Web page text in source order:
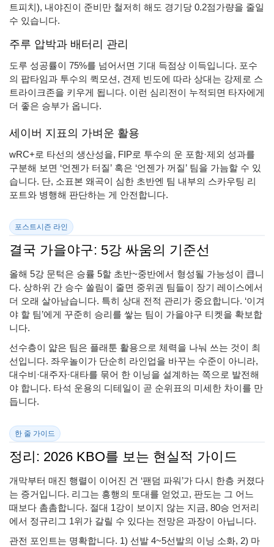
트피치), 내야진이 준비만 철저히 해도 경기당 0.2점가량을 줄일
수 있습니다.
주루 압박과 배터리 관리
도루 성공률이 75%를 넘어서면 기대 득점상 이득입니다. 포수
의 팝타임과 투수의 퀵모션, 견제 빈도에 따라 상대는 강제로 스
트라이크존을 키우게 됩니다. 이런 심리전이 누적되면 타자에게
더 좋은 승부가 옵니다.
세이버 지표의 가벼운 활용
wRC+로 타선의 생산성을, FIP로 투수의 운 포함·제외 성과를
구분해 보면 ‘언젠가 터질’ 혹은 ‘언젠가 꺼질’ 팀을 가늠할 수 있
습니다. 단, 소표본 왜곡이 심한 초반엔 팀 내부의 스카우팅 리
포트와 병행해 판단하는 게 안전합니다.
포스트시즌 라인
결국 가을야구: 5강 싸움의 기준선
올해 5강 문턱은 승률 5할 초반~중반에서 형성될 가능성이 큽니
다. 상하위 간 승수 쏠림이 줄면 중위권 팀들이 장기 레이스에서
더 오래 살아남습니다. 특히 상대 전적 관리가 중요합니다. ‘이겨
야 할 팀’에게 꾸준히 승리를 쌓는 팀이 가을야구 티켓을 확보합
니다.
선수층이 얇은 팀은 플래툰 활용으로 체력을 나눠 쓰는 것이 최
선입니다. 좌우놀이가 단순히 라인업을 바꾸는 수준이 아니라,
대수비·대주자·대타를 묶어 한 이닝을 설계하는 쪽으로 발전해
야 합니다. 타석 운용의 디테일이 곧 순위표의 미세한 차이를 만
듭니다.
한 줄 가이드
정리: 2026 KBO를 보는 현실적 가이드
개막부터 매진 행렬이 이어진 건 ‘팬덤 파워’가 다시 한층 커졌다
는 증거입니다. 리그는 흥행의 토대를 얻었고, 판도는 그 어느
때보다 촘촘합니다. 절대 1강이 보이지 않는 지금, 80승 언저리
에서 정규리그 1위가 갈릴 수 있다는 전망은 과장이 아닙니다.
관전 포인트는 명확합니다. 1) 선발 4~5선발의 이닝 소화, 2) 마